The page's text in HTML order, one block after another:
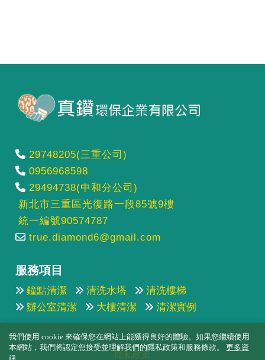
29748205(三重公司)
0956968598
29494738(中和分公司)
新北市三重區光復路一段85號9樓
統一編號90574787
true.diamond6@gmail.com
服務項目
鐘點清潔 清洗水塔
清洗樓梯
辦公室清潔
大樓清潔 清潔實例
隱私政策
我們使用 cookie 來確保您在網站上能獲得良好的體驗。如果您繼續使用
本網站，我們將認定您接受並理解我們的隱私政策和服務條款。 更多資